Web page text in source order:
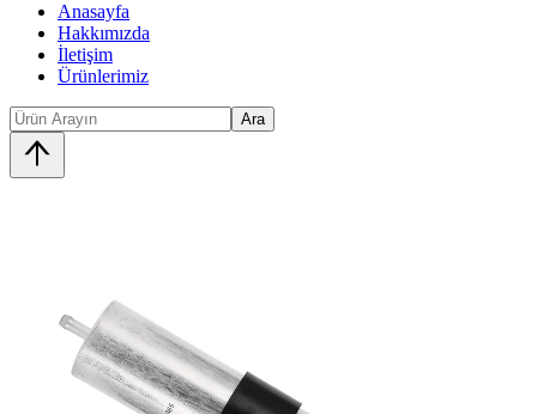
Anasayfa
Hakkımızda
İletişim
Ürünlerimiz
Ara